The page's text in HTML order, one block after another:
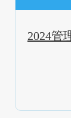
2024管